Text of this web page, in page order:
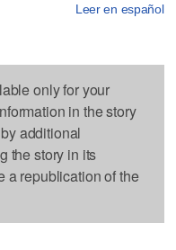
Leer en español
only for your
in the story
additional
the story in its
a republication of the